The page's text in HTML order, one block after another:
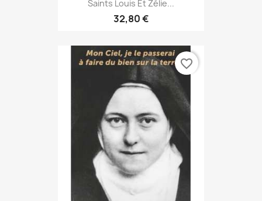
Saints Louis Et Zélie...
32,80 €
favorite_border